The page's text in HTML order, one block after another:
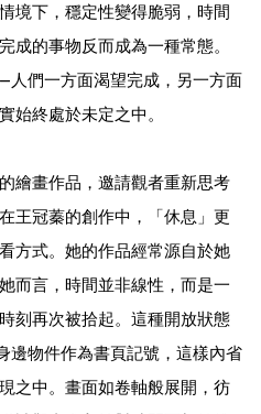
境下，穩定性變得脆弱，時間
成的事物反而成為一種常態。
人們一方面渴望完成，另一方面
始終處於未定之中。
繪畫作品，邀請觀者重新思考
王冠蓁的創作中，「休息」更
方式。她的作品經常源自於她
而言，時間並非線性，而是一
刻再次被拾起。這種開放狀態
邊物件作為書頁記號，這樣內省
之中。畫面如卷軸般展開，彷